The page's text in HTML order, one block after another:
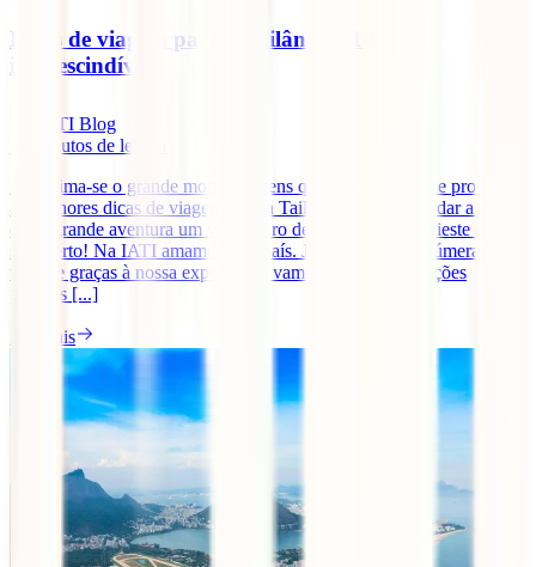
Dicas de viagem para a Tailândia: 10
imprescindíveis
IATI Blog
minutos de leitura
Aproxima-se o grande momento, tens quase tudo pronto e procuras
as melhores dicas de viagem para a Tailândia. Para te ajudar a fazer
desta grande aventura um verdadeiro dez de dez. Bem, vieste ao
sítio certo! Na IATI amamos este país. Já lá estivemos inúmeras
vezes e graças à nossa experiência vamos dar-te informações
práticas [...]
Ler mais